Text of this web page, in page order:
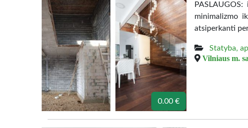
0.00 €
minimalizmo
atsiperkanti
Statyba,
Vilniaus m.